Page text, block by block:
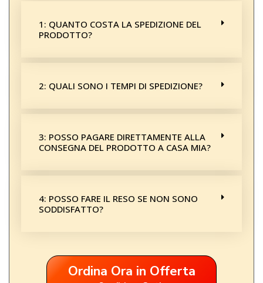
1: QUANTO COSTA LA SPEDIZIONE DEL
PRODOTTO?
2: QUALI SONO I TEMPI DI SPEDIZIONE?
3: POSSO PAGARE DIRETTAMENTE ALLA
CONSEGNA DEL PRODOTTO A CASA MIA?
4: POSSO FARE IL RESO SE NON SONO
SODDISFATTO?
Ordina Ora in Offerta